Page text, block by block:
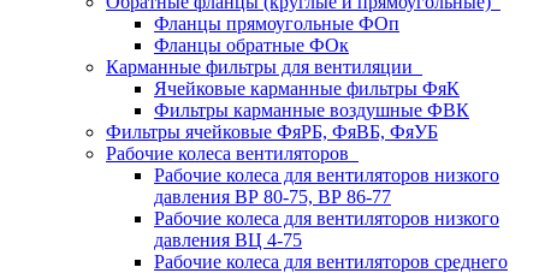
Фланцы прямоугольные ФОп
Фланцы обратные ФОк
Карманные фильтры для вентиляции
Ячейковые карманные фильтры ФяК
Фильтры карманные воздушные ФВК
Фильтры ячейковые ФяРБ, ФяВБ, ФяУБ
Рабочие колеса вентиляторов
Рабочие колеса для вентиляторов низкого
давления ВР 80-75, ВР 86-77
Рабочие колеса для вентиляторов низкого
давления ВЦ 4-75
Рабочие колеса для вентиляторов среднего